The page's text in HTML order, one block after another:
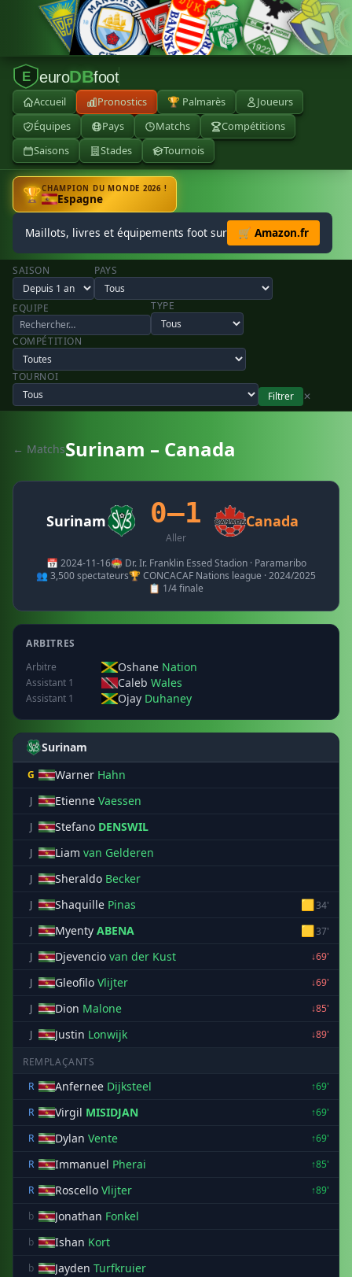
E euroDBfoot
Accueil Pronostics 🏆 Palmarès
Joueurs
Équipes
Pays Matchs
Compétitions
Saisons
Stades Tournois
🏆CHAMPION DU MONDE 2026 !
Espagne
Maillots, livres et équipements foot sur 🛒 Amazon.fr
SAISON PAYS
EQUIPE TYPE
COMPÉTITION
TOURNOI
Filtrer
✕
← MatchsSurinam – Canada
Surinam 0–1
Aller
Canada
📅 2024-11-16🏟️ Dr. Ir. Franklin Essed Stadion · Paramaribo
👥 3,500 spectateurs🏆 CONCACAF Nations league · 2024/2025
📋 1/4 finale
ARBITRES
Arbitre
Oshane Nation
Assistant 1 Caleb Wales
Assistant 1 Ojay Duhaney
Surinam
G Warner Hahn
J Etienne Vaessen
J Stefano DENSWIL
J Liam van Gelderen
J Sheraldo Becker
J Shaquille Pinas 🟨34'
J
Myenty ABENA 🟨37'
J
Djevencio van der Kust
↓69'
J
Gleofilo Vlijter
↓69'
J
Dion Malone
↓85'
J
Justin Lonwijk ↓89'
REMPLAÇANTS
R
Anfernee Dijksteel
↑69'
R
Virgil MISIDJAN
↑69'
R
Dylan Vente
↑69'
R
Immanuel Pherai
↑85'
R
Roscello Vlijter
↑89'
b
Jonathan Fonkel
b Ishan Kort
b Jayden Turfkruier